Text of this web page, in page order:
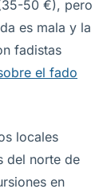
50 €), pero
es mala y la
fadistas
el fado
locales
del norte de
en